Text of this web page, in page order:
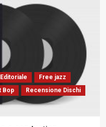
Editoriale
Free jazz
Bop
Recensione Dischi